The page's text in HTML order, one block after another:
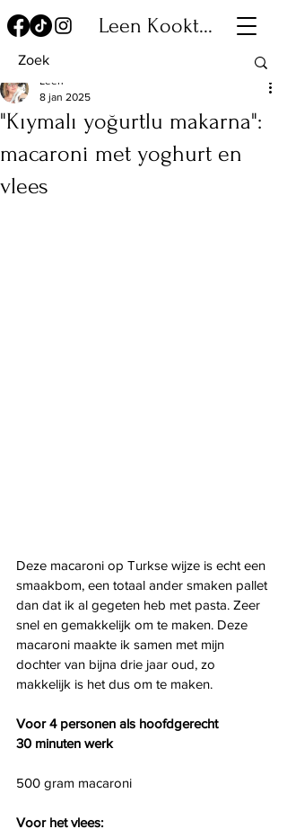
Leen Kookt...
"Kıymalı yoğurtlu makarna":
macaroni met yoghurt en
vlees
Leen
8 jan 2025
Deze macaroni op Turkse wijze is echt een
smaakbom, een totaal ander smaken pallet
dan dat ik al gegeten heb met pasta. Zeer
snel en gemakkelijk om te maken. Deze
macaroni maakte ik samen met mijn
dochter van bijna drie jaar oud, zo
makkelijk is het dus om te maken.
Voor 4 personen als hoofdgerecht
30 minuten werk
500 gram macaroni
Voor het vlees: